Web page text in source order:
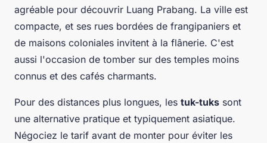
agréable pour découvrir Luang Prabang. La ville est
compacte, et ses rues bordées de frangipaniers et
de maisons coloniales invitent à la flânerie. C'est
aussi l'occasion de tomber sur des temples moins
connus et des cafés charmants.
Pour des distances plus longues, les tuk-tuks sont
une alternative pratique et typiquement asiatique.
Négociez le tarif avant de monter pour éviter les